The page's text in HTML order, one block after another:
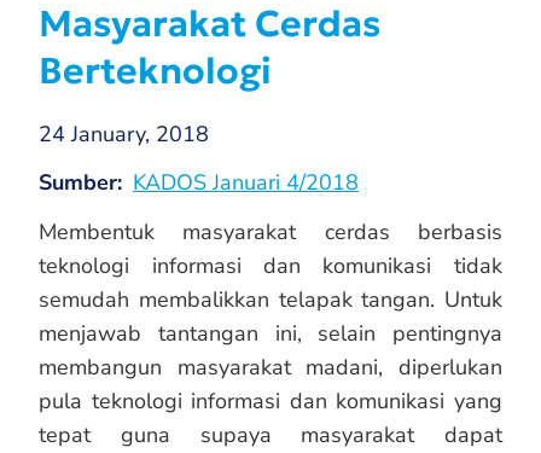
Masyarakat Cerdas
Berteknologi
24 January, 2018
Sumber KADOS Januari 4/2018
Membentuk masyarakat cerdas berbasis
teknologi informasi dan komunikasi tidak
semudah membalikkan telapak tangan. Untuk
menjawab tantangan ini, selain pentingnya
membangun masyarakat madani, diperlukan
pula teknologi informasi dan komunikasi yang
tepat guna supaya masyarakat dapat